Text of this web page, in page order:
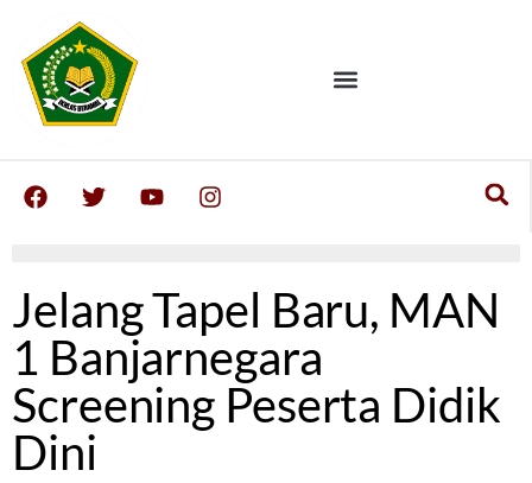
Jelang Tapel Baru, MAN
1 Banjarnegara
Screening Peserta Didik
Dini